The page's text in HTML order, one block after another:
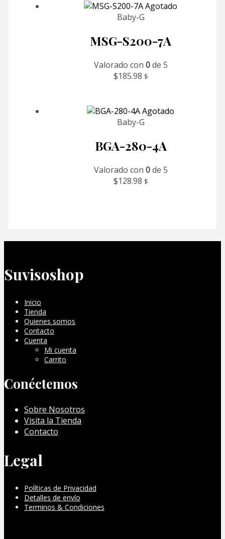
Agotado
Baby-G
MSG-S200-7A
Valorado con 0de 5
$185.98 $
Agotado
Baby-G
BGA-280-4A
Valorado con 0de 5
$128.98 $
Suvisoshop
Inicio
Tienda
Quienes somos
Contacto
Cuenta
Mi cuenta
Carrito
Conéctemos
Sobre Nosotros
Visita la Tienda
Contacto
Legal
Políticas de Privacidad
Detalles de envío
Terminos & Condiciones